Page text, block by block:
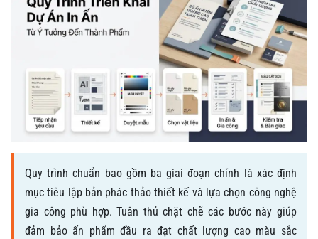
Quy trình chuẩn bao gồm ba giai đoạn chính là xác định
mục tiêu lập bản phác thảo thiết kế và lựa chọn công nghệ
gia công phù hợp. Tuân thủ chặt chẽ các bước này giúp
đảm bảo ấn phẩm đầu ra đạt chất lượng cao màu sắc